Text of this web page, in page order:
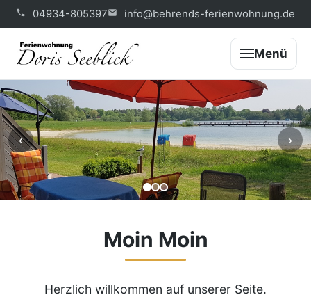
04934-805397 info@behrends-ferienwohnung.de
Menü
‹ ›
Moin Moin
Herzlich willkommen auf unserer Seite.